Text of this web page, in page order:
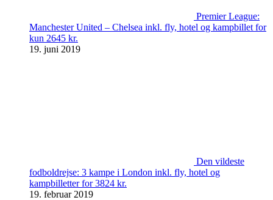
Premier League:
Manchester United – Chelsea inkl. fly, hotel og kampbillet for
kun 2645 kr.
19. juni 2019
Den vildeste
fodboldrejse: 3 kampe i London inkl. fly, hotel og
kampbilletter for 3824 kr.
19. februar 2019